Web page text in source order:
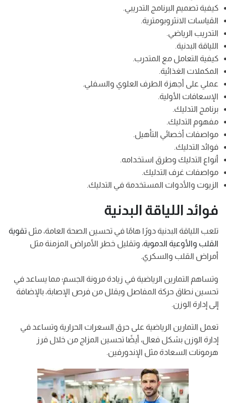
كيفية تصميم البرنامج التدريبي.
القياسات الانثروبومترية.
التدريب الرياضي.
اللياقة البدنية.
كيفية التعامل مع المتدرب.
المكملات الغذائية.
عملي على أجهزة الطرف العلوي والسفلي.
الإسعافات الأولية.
برنامج التدليك.
مفهوم التدليك.
مواصفات أخصائي التأهيل.
فوائد التدليك.
أنواع التدليك وطرق استخدامه.
مواصفات غرف التدليك.
الزيوت والأدوات المستخدمة في التدليك.
فوائد اللياقة البدنية
تلعب اللياقة البدنية دورًا هامًا في تحسين الصحة العامة، مثل تقوية
القلب والأوعية الدموية، وتقليل خطر الأمراض المزمنة مثل
أمراض القلب والسكري.
وتساهم التمارين الرياضية في زيادة مرونة الجسم؛ مما يساعد في
تحسين نطاق حركة المفاصل ويقلل من فرص الإصابة، بالإضافة
إلى إدارة الوزن.
تعمل التمارين الرياضية على حرق السعرات الحرارية وتساعد في
إدارة الوزن بشكل فعال، أيضًا تحسين المزاج من خلال فرز
هرمونات السعادة مثل الإندورفين.